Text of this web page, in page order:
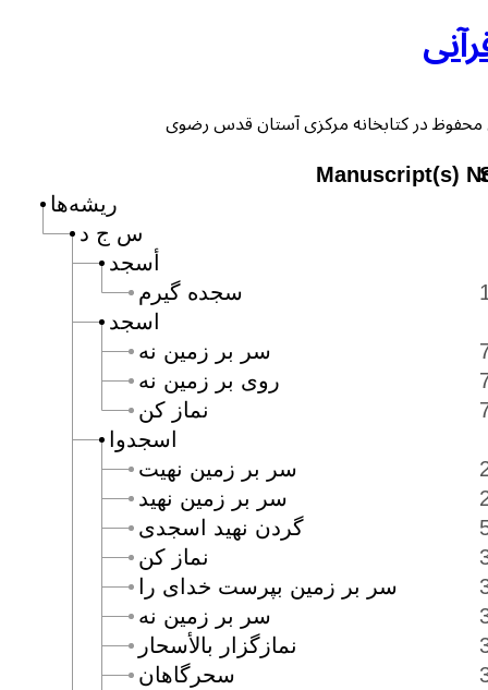
ریشه‌ها
س ج د
أسجد
اسجد
اسجدوا
سجده گيرم
سر بر زمين نه
روى بر زمين نه
نماز كن
سر بر زمين نهيت
سر بر زمين نهيد
گردن نهيد اسجدى
نماز كن
سر بر زمين بپرست خداى را
سر بر زمين نه
نمازگزار بالأسحار
سحرگاهان
Manuscript(s)